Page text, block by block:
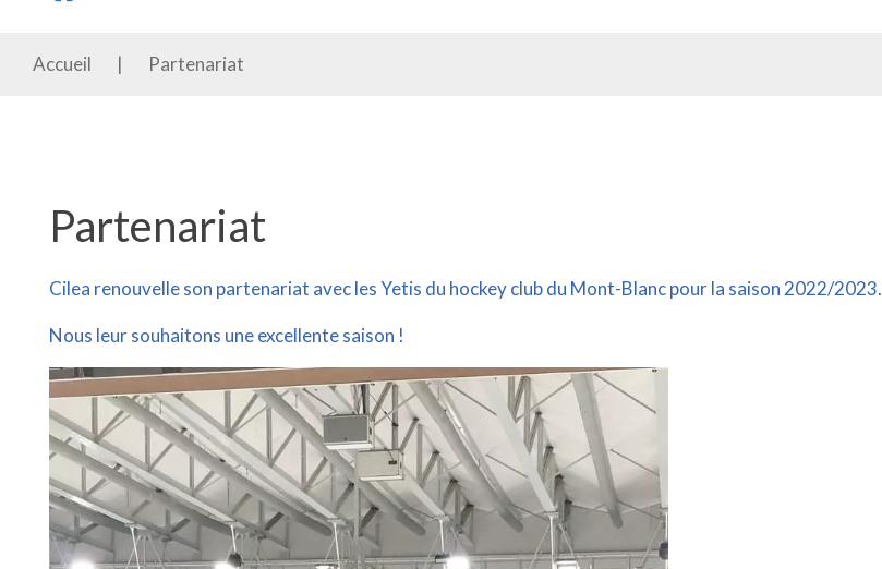
Accueil | Partenariat
Partenariat
Cilea renouvelle son partenariat avec les Yetis du hockey club du Mont-Blanc pour la saison 2022/2023.
Nous leur souhaitons une excellente saison !